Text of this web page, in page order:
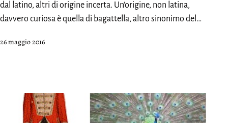
dal latino, altri di origine incerta. Un’origine, non latina,
davvero curiosa è quella di bagattella, altro sinonimo del…
Pubblicato
26 maggio 2016